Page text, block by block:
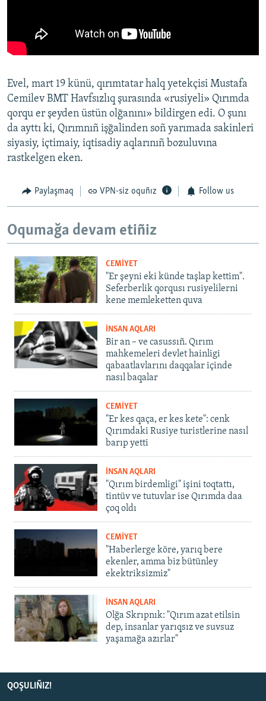
Evel, mart 19 künü, qırımtatar halq yetekçisi Mustafa
Cemilev BMT Havfsızlıq şurasında «rusiyeli» Qırımda
qorqu er şeyden üstün olğanını» bildirgen edi. O şunı
da ayttı ki, Qırımnıñ işğalinden soñ yarımada sakinleri
siyasiy, içtimaiy, iqtisadiy aqlarınıñ bozuluvına
rastkelgen eken.
Paylaşmaq VPN-siz oquñız Follow us
Oqumağa devam etiñiz
CEMİYET
"Er şeyni eki künde taşlap kettim".
Seferberlik qorqusı rusiyelilerni
kene memleketten quva
İNSAN AQLARI
Bir an – ve casussıñ. Qırım
mahkemeleri devlet hainligi
qabaatlavlarını daqqalar içinde
nasıl baqalar
CEMİYET
"Er kes qaça, er kes kete": cenk
Qırımdaki Rusiye turistlerine nasıl
barıp yetti
İNSAN AQLARI
"Qırım birdemligi" işini toqtattı,
tintüv ve tutuvlar ise Qırımda daa
çoq oldı
CEMİYET
"Haberlerge köre, yarıq bere
ekenler, amma biz bütünley
ekektriksizmiz"
İNSAN AQLARI
Olğa Skrıpnık: "Qırım azat etilsin
dep, insanlar yarıqsız ve suvsuz
yaşamağa azırlar"
QOŞULIÑIZ!